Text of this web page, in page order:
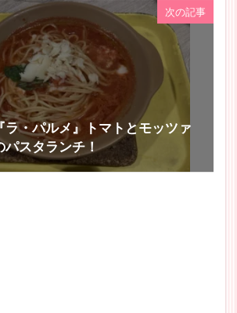
次の記事
ラ・パルメ』トマトとモッツァ
パスタランチ！